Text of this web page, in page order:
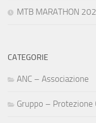
MTB MARATHON
CATEGORIE
ANC – Associazione
Gruppo – Protezione